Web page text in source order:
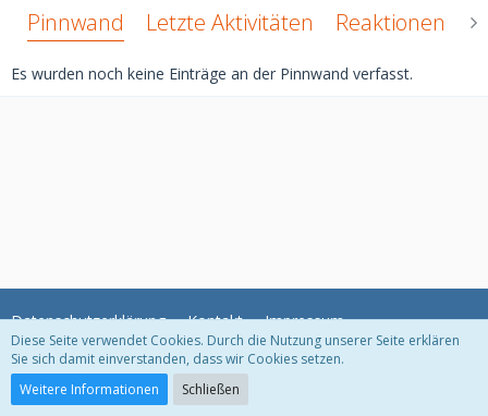
Pinnwand Letzte Aktivitäten Reaktionen
Es wurden noch keine Einträge an der Pinnwand verfasst.
Datenschutzerklärung Kontakt Impressum
Community-Software:
Diese Seite verwendet Cookies. Durch die Nutzung unserer Seite erklären
Sie sich damit einverstanden, dass wir Cookies setzen.
Weitere Informationen
Schließen